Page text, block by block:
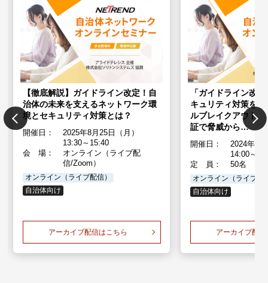
【徹底解説】ガイドライン改定！自
治体の未来を支えるネットワーク環
境とセキュリティ対策とは？
開催日：
2025年8月25日（月）
13:30～15:40
会 場：
オンライン（ライブ配
信/Zoom）
オンライン（ライブ配信）
自治体向け
アーカイブ配信はこちら
「ガイドライン改
キュリティ対策を
ルブレイクアウト
証で脅威から…
開催日：
2024年11
14:00～
定 員：
50名
オンライン（ライブ配
自治体向け
アーカイブ配